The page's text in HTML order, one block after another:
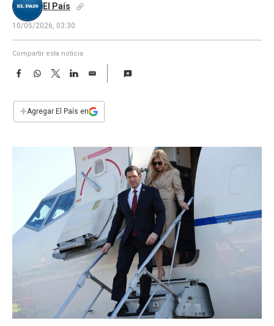
El País
10/05/2026, 03:30
Compartir esta noticia
F
e
b
W
s
T
w
t
L
E
i
l
+Agregar El País en